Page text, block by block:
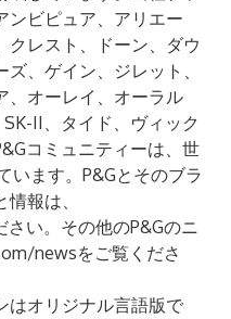
ンビピュア、アリエー
クレスト、ドーン、ダウ
、ゲイン、ジレット、
、オーレイ、オーラル
II、タイド、ヴィック
コミュニティーは、世
います。P&Gとそのブラ
報は、
さい。その他のP&Gのニ
newsをご覧くださ
はオリジナル言語版で